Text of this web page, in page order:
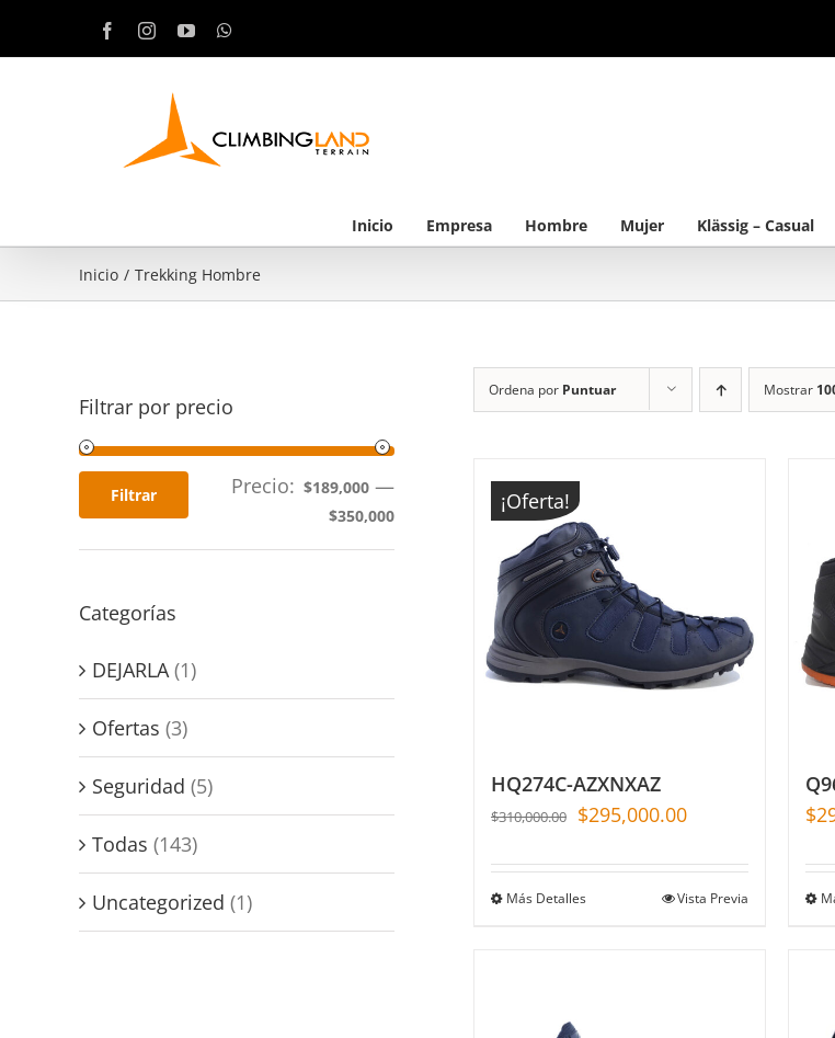
al
FacebookInstagramYouTube
Inicio Empresa Hombre Mujer Klässig – Casual
Inicio / Trekking Hombre
Ordena por Puntuar Mostrar
¡Oferta!
HQ274C-AZXNXAZ
$310,000.00 $295,000.00
Más Detalles Vista Previa
$
Filtrar por precio
Filtrar Precio: $189,000 —
$350,000
Categorías
DEJARLA (1)
Ofertas (3)
Seguridad (5)
Todas (143)
Uncategorized (1)